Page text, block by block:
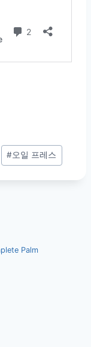
#오일 프레스
Palm